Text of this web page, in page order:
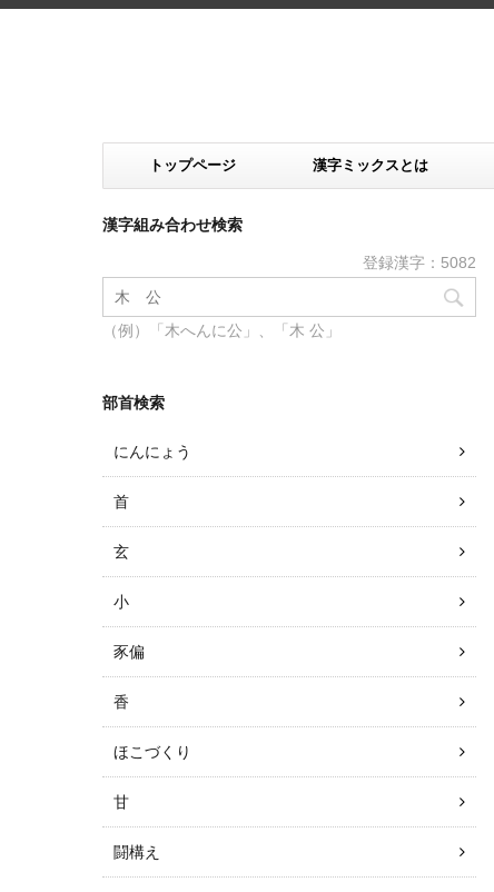
トップページ 漢字ミックスとは
漢字組み合わせ検索
登録漢字：5082
（例）「木へんに公」、「木 公」
部首検索
にんにょう
首
玄
小
豕偏
香
ほこづくり
甘
闘構え